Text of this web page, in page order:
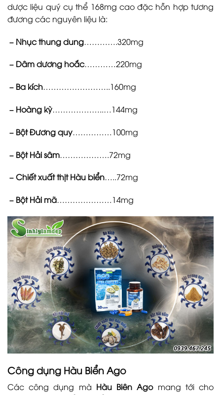
dược liệu quý cụ thể 168mg cao đặc hỗn hợp tương
đương các nguyên liệu là:
– Nhục thung dung………….320mg
– Dâm dương hoắc…………220mg
– Ba kích……………………..160mg
– Hoàng kỳ………………..…144mg
– Bột Đương quy……………100mg
– Bột Hải sâm……………….72mg
– Chiết xuất thịt Hàu biển…..72mg
– Bột Hải mã…………………14mg
Công dụng Hàu Biển Ago
Các công dụng mà Hàu Biên Agomang tới cho